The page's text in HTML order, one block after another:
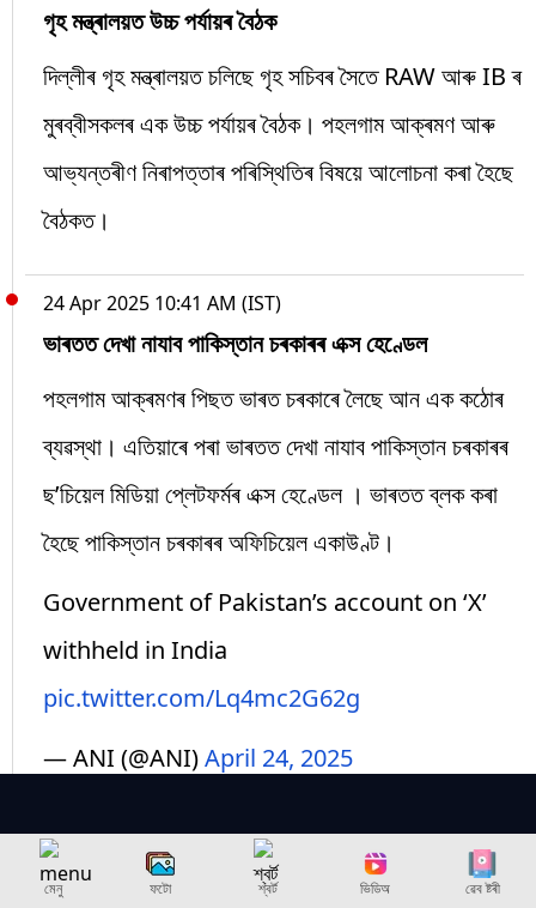
গৃহ মন্ত্ৰালয়ত উচ্চ পৰ্যায়ৰ বৈঠক
দিল্লীৰ গৃহ মন্ত্ৰালয়ত চলিছে গৃহ সচিবৰ সৈতে RAW আৰু IB ৰ
মুৰব্বীসকলৰ এক উচ্চ পৰ্যায়ৰ বৈঠক। পহলগাম আক্ৰমণ আৰু
আভ্যন্তৰীণ নিৰাপত্তাৰ পৰিস্থিতিৰ বিষয়ে আলোচনা কৰা হৈছে
বৈঠকত।
24 Apr 2025 10:41 AM (IST)
ভাৰতত দেখা নাযাব পাকিস্তান চৰকাৰৰ এক্স হেণ্ডেল
পহলগাম আক্ৰমণৰ পিছত ভাৰত চৰকাৰে লৈছে আন এক কঠোৰ
ব্যৱস্থা। এতিয়াৰে পৰা ভাৰতত দেখা নাযাব পাকিস্তান চৰকাৰৰ
ছ’চিয়েল মিডিয়া প্লেটফৰ্মৰ এক্স হেণ্ডেল । ভাৰতত ব্লক কৰা
হৈছে পাকিস্তান চৰকাৰৰ অফিচিয়েল একাউণ্ট।
Government of Pakistan’s account on ‘X’
withheld in India
pic.twitter.com/Lq4mc2G62g
— ANI (@ANI)April 24, 2025
24 Apr 2025 10:40 AM (IST)
এয়া দেশৰ ওপৰত আক্ৰমণ, পৰ্যটকৰ ওপৰত নহয়: সঞ্জয় ৰাউত
মেনু ফটো শ্বৰ্ট ভিডিঅ ৱেব ষ্টৰী